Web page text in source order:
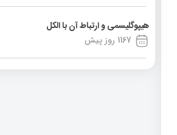
هیپوگلیسمی و ارتباط آن با الکل
1167 روز پیش